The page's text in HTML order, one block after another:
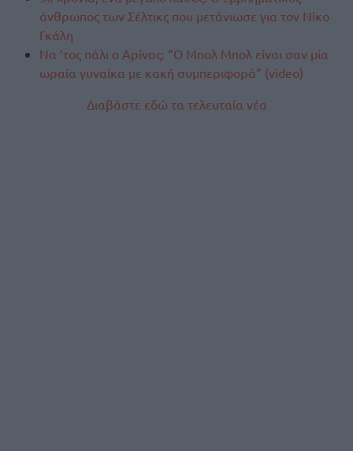
άνθρωπος των Σέλτικς που μετάνιωσε για τον Νίκο
Γκάλη
Να ‘τος πάλι ο Αρίνας: “Ο Μπολ Μπολ είναι σαν μία
ωραία γυναίκα με κακή συμπεριφορά” (video)
Διαβάστε εδώ τα τελευταία νέα